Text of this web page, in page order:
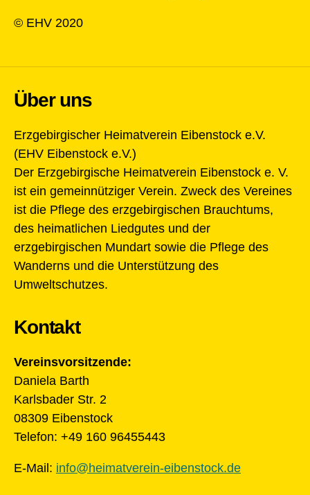
© EHV 2020
Über uns
Erzgebirgischer Heimatverein Eibenstock e.V.
(EHV Eibenstock e.V.)
Der Erzgebirgische Heimatverein Eibenstock e. V.
ist ein gemeinnütziger Verein. Zweck des Vereines
ist die Pflege des erzgebirgischen Brauchtums,
des heimatlichen Liedgutes und der
erzgebirgischen Mundart sowie die Pflege des
Wanderns und die Unterstützung des
Umweltschutzes.
Kontakt
Vereinsvorsitzende:
Daniela Barth
Karlsbader Str. 2
08309 Eibenstock
Telefon: +49 160 96455443
E-Mail: info@heimatverein-eibenstock.de